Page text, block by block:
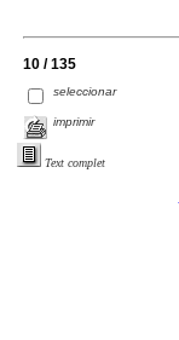
10 / 135
seleccionar
imprimir
Text complet